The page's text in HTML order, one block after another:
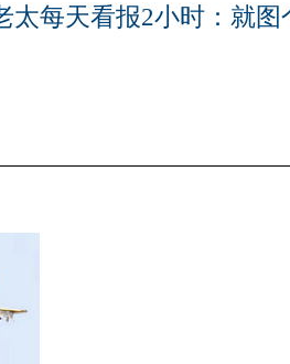
太每天看报2小时：就图